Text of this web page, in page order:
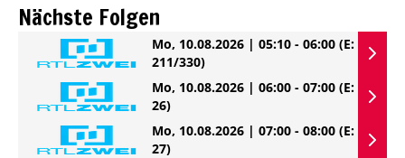
Nächste Folgen
Mo, 10.08.2026 | 05:10 - 06:00 (E:
211/330)
Mo, 10.08.2026 | 06:00 - 07:00 (E:
26)
Mo, 10.08.2026 | 07:00 - 08:00 (E:
27)